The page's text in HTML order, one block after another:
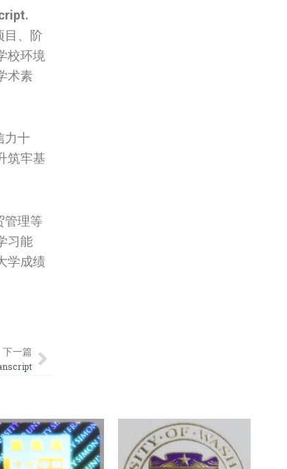
目、阶
校环境
术素
力十
筑牢基
管理等
习能
学成绩
下一篇